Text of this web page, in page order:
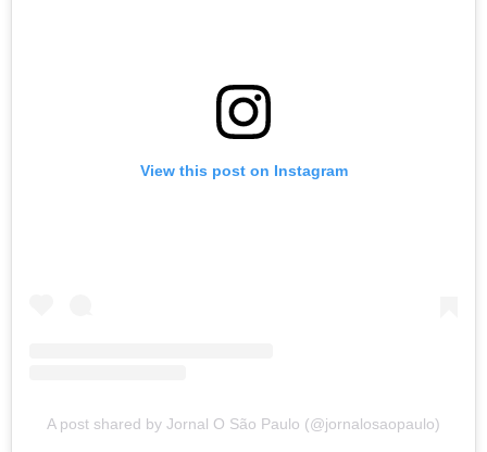
View this post on Instagram
A post shared by Jornal O São Paulo (@jornalosaopaulo)